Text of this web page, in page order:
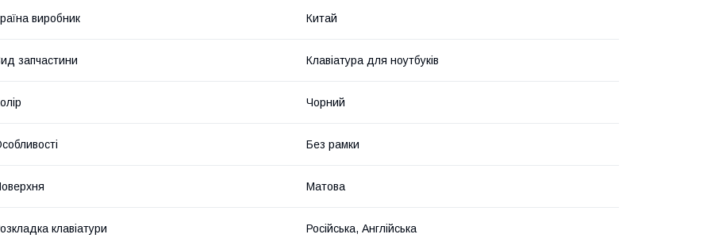
виробник Китай
запчастини Клавіатура для ноутбуків
Чорний
Без рамки
Матова
клавіатури Російська, Англійська